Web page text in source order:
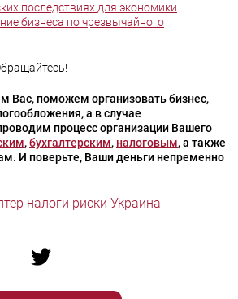
последствиях для экономики
бизнеса по чрезвычайного
Вас, поможем организовать бизнес,
а в случае
процесс организации Вашего
,бухгалтерским, налоговым, а также
И поверьте, Ваши деньги непременно
налоги риски Украина